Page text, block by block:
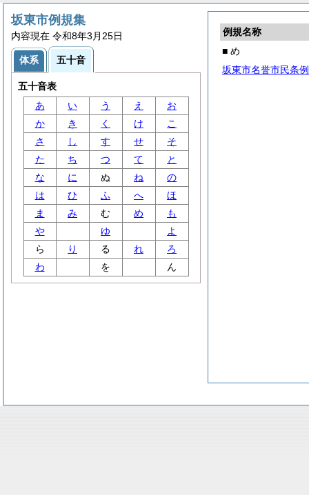
例規名称
■ め
坂東市名誉市民条例
坂東市例規集
内容現在 令和8年3月25日
体系 五十音
五十音表
あ
い う え
お
か
き く け
こ
さ
し す せ
そ
た
ち つ て
と
な
に ぬ ね
の
は
ひ ふ へ
ほ
ま
み む め
も
や
ゆ
よ
ら
り る れ
ろ
わ
を ん